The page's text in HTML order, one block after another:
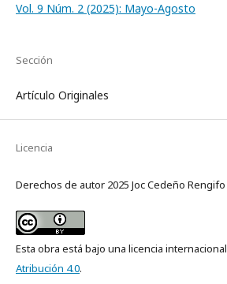
Vol. 9 Núm. 2 (2025): Mayo-Agosto
Sección
Artículo Originales
Licencia
Derechos de autor 2025 Joc Cedeño Rengifo
Esta obra está bajo una licencia internacional
Atribución 4.0.